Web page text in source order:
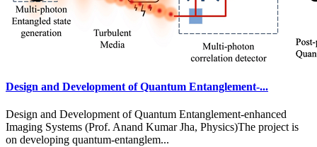
Design and Development of Quantum Entanglement-...
Design and Development of Quantum Entanglement-enhanced
Imaging Systems (Prof. Anand Kumar Jha, Physics)The project is
on developing quantum-entanglem...